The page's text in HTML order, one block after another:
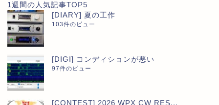
1週間の人気記事TOP5
[DIARY] 夏の工作
103件のビュー
[DIGI] コンディションが悪い
97件のビュー
[CONTEST] 2026 WPX CW RES...